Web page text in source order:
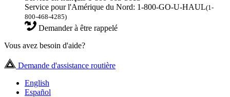
Service pour l'Amérique du Nord: 1-800-GO-U-HAUL(1-
800-468-4285)
Demander à être rappelé
Vous avez besoin d'aide?
Demande d'assistance routière
English
Español